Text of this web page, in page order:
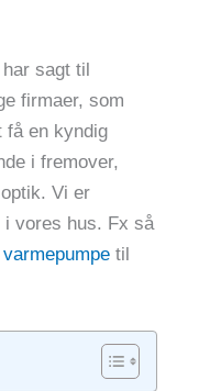
sagt til
firmaer, som
få en kyndig
i fremover,
Vi er
i vores hus. Fx så
varmepumpe til